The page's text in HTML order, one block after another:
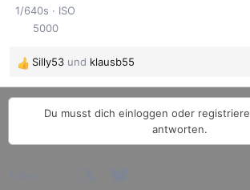
1/640s
ISO
5000
R
e
a
i
Silly53 und klausb55
Du musst dich einloggen oder
antworten.